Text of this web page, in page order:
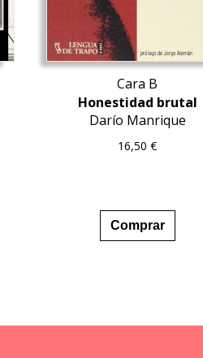
Cara B
Honestidad brutal
Darío Manrique
16,50€
Comprar